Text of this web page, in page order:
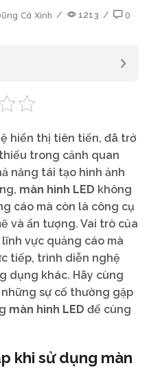
Cá Xinh / 1213 / 0
hiển thị tiên tiến, đã trở
trong cảnh quan
năng tái tạo hình ảnh
màn hình LED không
cáo mà còn là công cụ
và ấn tượng. Vai trò của
vực quảng cáo mà
tiếp, trình diễn nghệ
dụng khác. Hãy cùng
sự cố thường gặp
màn hình LED để cùng
khi sử dụng màn